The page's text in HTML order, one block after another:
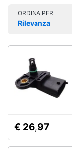
home
Audio
e
musica
Arredo
tutti
Tecnologia
indossare
Apple
Apple
ORDINA PER
Rilevanza
€ 26,97